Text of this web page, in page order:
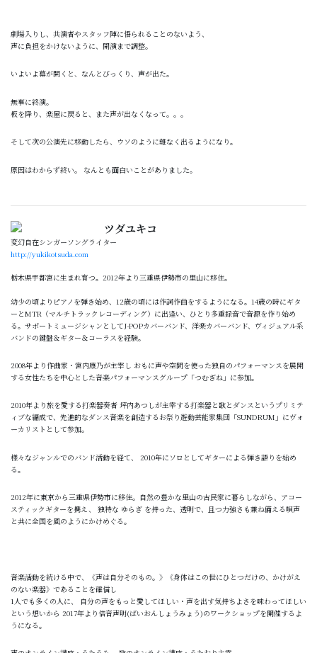
劇場入りし、共演者やスタッフ陣に悟られることのないよう、
声に負担をかけないように、開演まで調整。
いよいよ幕が開くと、なんとびっくり、声が出た。
無事に終演。
板を降り、楽屋に戻ると、また声が出なくなって。。。
そして次の公演先に移動したら、ウソのように難なく出るようになり。
原因はわからず終い。 なんとも面白いことがありました。
ツダユキコ
変幻自在シンガーソングライター
http://yukikotsuda.com
栃木県宇都宮に生まれ育つ。2012年より三重県伊勢市の里山に移住。
幼少の頃よりピアノを弾き始め、12歳の頃には作詞作曲をするようになる。14歳の時にギタ
ーとMTR（マルチトラックレコーディング）に出逢い、ひとり多重録音で音源を作り始め
る。サポートミュージシャンとしてJ-POPカバーバンド、洋楽カバーバンド、ヴィジュアル系
バンドの鍵盤＆ギター＆コーラスを経験。
2008年より作曲家・宮内康乃が主宰し おもに声や空間を使った独自のパフォーマンスを展開
する女性たちを中心とした音楽パフォーマンスグループ「つむぎね」に参加。
2010年より旅を愛する打楽器奏者 坪内あつしが主宰する打楽器と歌とダンスというプリミテ
ィブな編成で、先進的なダンス音楽を創造するお祭り遊動芸能家集団「SUNDRUM」にヴォ
ーカリストとして参加。
様々なジャンルでのバンド活動を経て、 2010年にソロとしてギターによる弾き語りを始め
る。
2012年に東京から三重県伊勢市に移住。自然の豊かな里山の古民家に暮らしながら、アコー
スティックギターを携え、 独特な ゆらぎ を持った、透明で、且つ力強さも兼ね備える唄声
と共に全国を風のようにかけめぐる。
音楽活動を続ける中で、《声は自分そのもの。》《身体はこの世にひとつだけの、かけがえ
のない楽器》であることを確信し
1人でも多くの人に、 自分の声をもっと愛してほしい・声を出す気持ちよさを味わってほしい
という想いから 2017年より倍音声明(ばいおんしょうみょう)のワークショップを開催するよ
うになる。